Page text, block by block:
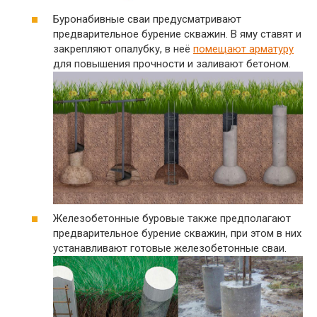
Буронабивные сваи предусматривают
предварительное бурение скважин. В яму ставят и
закрепляют опалубку, в неё помещают арматуру
для повышения прочности и заливают бетоном.
Железобетонные буровые также предполагают
предварительное бурение скважин, при этом в них
устанавливают готовые железобетонные сваи.